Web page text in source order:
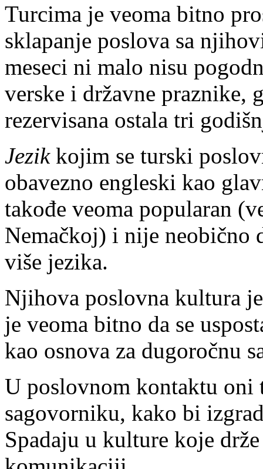
Turcima je veoma bitno
sklapanje poslova sa
meseci ni malo nisu
verske i državne praznike,
rezervisana ostala tri
Jezikkojim se turski
obavezno engleski kao
takođe veoma popularan
Nemačkoj) i nije neobično
više jezika.
Njihova poslovna kultura
je veoma bitno da se
kao osnova za dugoročnu
U poslovnom kontaktu oni
sagovorniku, kako bi
Spadaju u kulture koje